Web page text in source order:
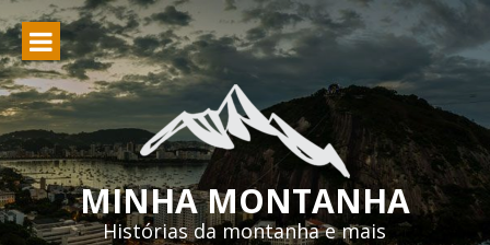
para
o
conteúdo
MINHA MONTANHA
Histórias da montanha e mais